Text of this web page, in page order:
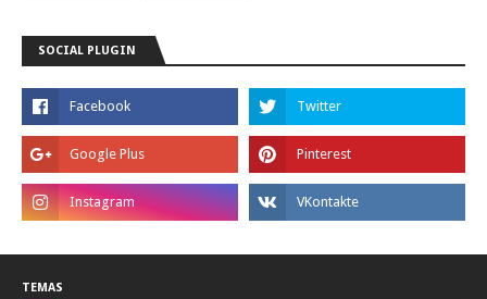
SOCIAL PLUGIN
TEMAS